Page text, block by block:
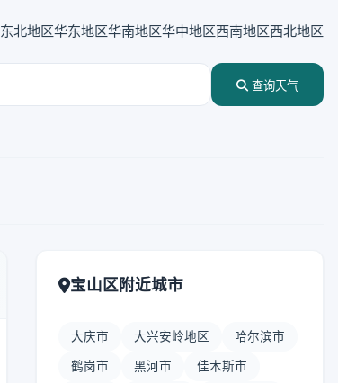
东北地区华东地区华南地区华中地区西南地区西北地区
查询天气
宝山区附近城市
大庆市 大兴安岭地区 哈尔滨市
鹤岗市 黑河市 佳木斯市